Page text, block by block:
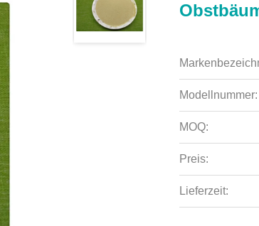
Modellnummer:
MOQ:
Preis:
Lieferzeit: